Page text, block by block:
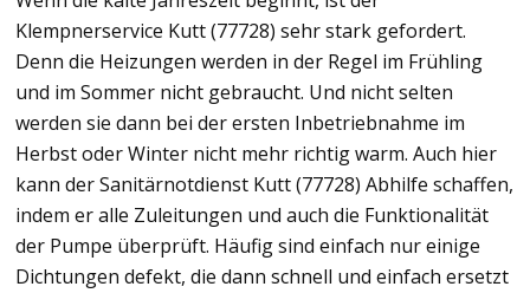
Klempnerservice Kutt (77728) sehr stark gefordert.
Denn die Heizungen werden in der Regel im Frühling
und im Sommer nicht gebraucht. Und nicht selten
werden sie dann bei der ersten Inbetriebnahme im
Herbst oder Winter nicht mehr richtig warm. Auch hier
kann der Sanitärnotdienst Kutt (77728) Abhilfe schaffen,
indem er alle Zuleitungen und auch die Funktionalität
der Pumpe überprüft. Häufig sind einfach nur einige
Dichtungen defekt, die dann schnell und einfach ersetzt